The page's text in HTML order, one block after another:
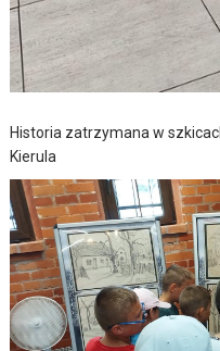
Historia zatrzymana w
Kierula